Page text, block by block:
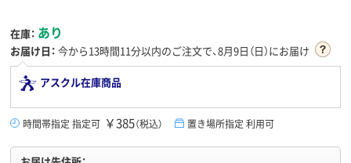
在庫： あり
お届け日： 今から13時間11分以内のご注文で、8月9日（日）にお届け
アスクル在庫商品
時間帯指定 指定可 ￥385（税込） 置き場所指定 利用可